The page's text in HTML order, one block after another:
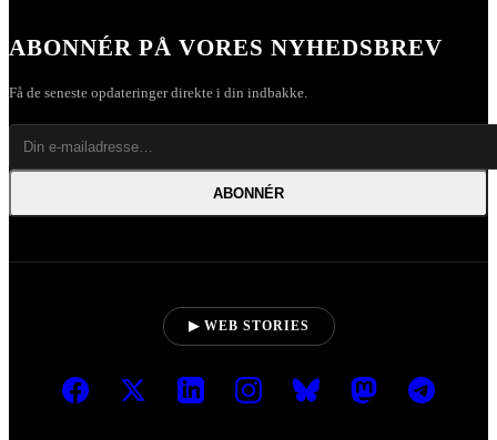
ABONNÉR PÅ VORES NYHEDSBREV
Få de seneste opdateringer direkte i din indbakke.
ABONNÉR
▶ WEB STORIES